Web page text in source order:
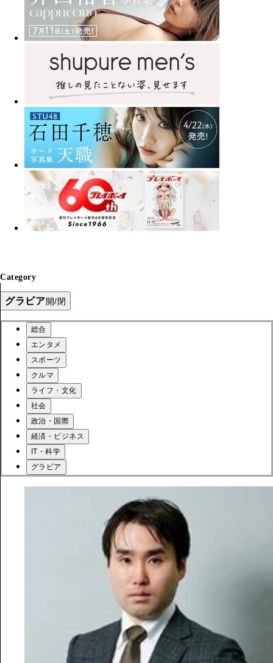
Category
グラビア開/閉
総合
エンタメ
スポーツ
クルマ
ライフ・文化
社会
政治・国際
経済・ビジネス
IT・科学
グラビア